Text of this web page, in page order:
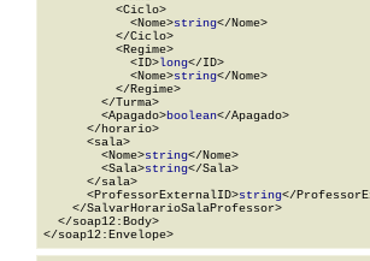
          <Ciclo>
            <Nome>
string</Nome>
          </Ciclo>
          <Regime>
            <ID>
long</ID>
            <Nome>
string</Nome>
          </Regime>
        </Turma>
        <Apagado>
boolean</Apagado>
      </horario>
      <sala>
        <Nome>
string</Nome>
        <Sala>
string</Sala>
      </sala>
      <ProfessorExternalID>
string</
    </SalvarHorarioSalaProfessor>
  </soap12:Body>
</soap12:Envelope>